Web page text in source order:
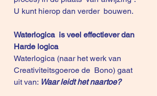
U kunt hierop dan verder  bouwen.
Waterlogica  is veel effectiever dan
Harde logica
Waterlogica (naar het werk van
Creativiteitsgoeroe de  Bono) gaat
uit van: Waar leidt het naartoe?